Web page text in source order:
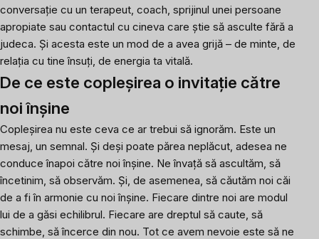
conversație cu un terapeut, coach, sprijinul unei persoane
apropiate sau contactul cu cineva care știe să asculte fără a
judeca. Și acesta este un mod de a avea grijă – de minte, de
relația cu tine însuți, de energia ta vitală.
De ce este copleșirea o invitație către
noi înșine
Copleșirea nu este ceva ce ar trebui să ignorăm. Este un
mesaj, un semnal. Și deși poate părea neplăcut, adesea ne
conduce înapoi către noi înșine. Ne învață să ascultăm, să
încetinim, să observăm. Și, de asemenea, să căutăm noi căi
de a fi în armonie cu noi înșine. Fiecare dintre noi are modul
lui de a găsi echilibrul. Fiecare are dreptul să caute, să
schimbe, să încerce din nou. Tot ce avem nevoie este să ne